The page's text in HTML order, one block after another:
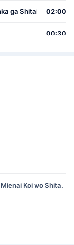
ga Shitai 02:00
00:30
Koi wo Shita.